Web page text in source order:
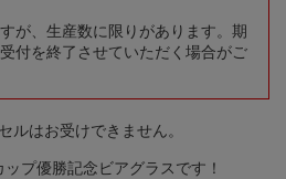
が、生産数に限りがあります。期
付を終了させていただく場合がご
はお受けできません。
プ優勝記念ビアグラスです！